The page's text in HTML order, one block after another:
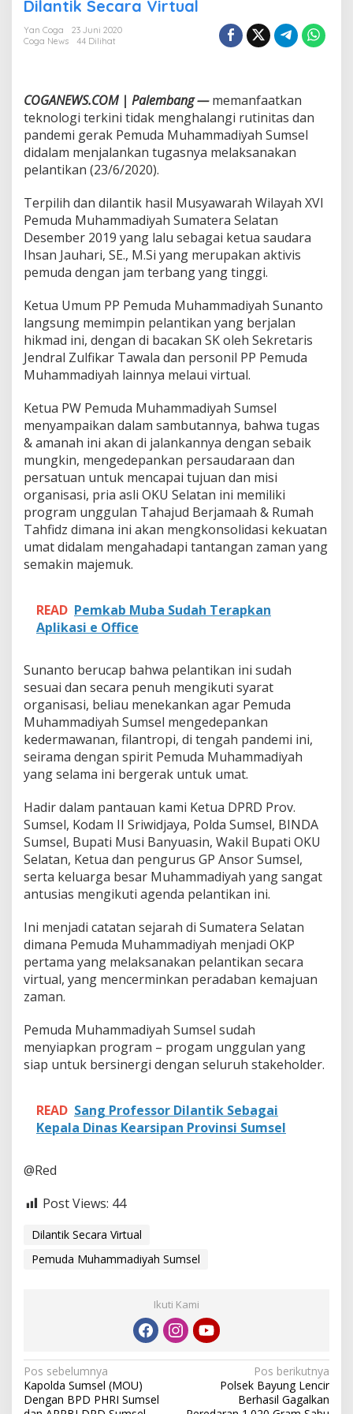
m
m
a
d
i
y
h
S
u
m
s
e
D
i
l
a
n
t
S
e
c
a
a
V
i
r
t
u
Dilantik Secara Virtual
Yan Coga
23 Juni 2020
Coga News
44 Dilihat
COGANEWS.COM | Palembang — memanfaatkan
teknologi terkini tidak menghalangi rutinitas dan
pandemi gerak Pemuda Muhammadiyah Sumsel
didalam menjalankan tugasnya melaksanakan
pelantikan (23/6/2020).
Terpilih dan dilantik hasil Musyawarah Wilayah XVI
Pemuda Muhammadiyah Sumatera Selatan
Desember 2019 yang lalu sebagai ketua saudara
Ihsan Jauhari, SE., M.Si yang merupakan aktivis
pemuda dengan jam terbang yang tinggi.
Ketua Umum PP Pemuda Muhammadiyah Sunanto
langsung memimpin pelantikan yang berjalan
hikmad ini, dengan di bacakan SK oleh Sekretaris
Jendral Zulfikar Tawala dan personil PP Pemuda
Muhammadiyah lainnya melaui virtual.
Ketua PW Pemuda Muhammadiyah Sumsel
menyampaikan dalam sambutannya, bahwa tugas
& amanah ini akan di jalankannya dengan sebaik
mungkin, mengedepankan persaudaraan dan
persatuan untuk mencapai tujuan dan misi
organisasi, pria asli OKU Selatan ini memiliki
program unggulan Tahajud Berjamaah & Rumah
Tahfidz dimana ini akan mengkonsolidasi kekuatan
umat didalam mengahadapi tantangan zaman yang
semakin majemuk.
READ Pemkab Muba Sudah Terapkan
Aplikasi e Office
Sunanto berucap bahwa pelantikan ini sudah
sesuai dan secara penuh mengikuti syarat
organisasi, beliau menekankan agar Pemuda
Muhammadiyah Sumsel mengedepankan
kedermawanan, filantropi, di tengah pandemi ini,
seirama dengan spirit Pemuda Muhammadiyah
yang selama ini bergerak untuk umat.
Hadir dalam pantauan kami Ketua DPRD Prov.
Sumsel, Kodam II Sriwidjaya, Polda Sumsel, BINDA
Sumsel, Bupati Musi Banyuasin, Wakil Bupati OKU
Selatan, Ketua dan pengurus GP Ansor Sumsel,
serta keluarga besar Muhammadiyah yang sangat
antusias mengikuti agenda pelantikan ini.
Ini menjadi catatan sejarah di Sumatera Selatan
dimana Pemuda Muhammadiyah menjadi OKP
pertama yang melaksanakan pelantikan secara
virtual, yang mencerminkan peradaban kemajuan
zaman.
Pemuda Muhammadiyah Sumsel sudah
menyiapkan program – progam unggulan yang
siap untuk bersinergi dengan seluruh stakeholder.
READ Sang Professor Dilantik Sebagai
Kepala Dinas Kearsipan Provinsi Sumsel
@Red
Post Views: 44
Dilantik Secara Virtual
Pemuda Muhammadiyah Sumsel
Ikuti Kami
N
a
Pos sebelumnya
Kapolda Sumsel (MOU)
Dengan BPD PHRI Sumsel
Pos berikutnya
Polsek Bayung Lencir
Berhasil Gagalkan